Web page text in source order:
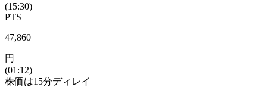
(15:30)
PTS
47,860
円
(01:12)
株価は15分ディレイ